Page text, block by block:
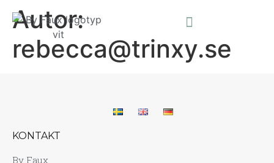
Autor:
rebecca@trinxy.se
KONTAKT
By Faux